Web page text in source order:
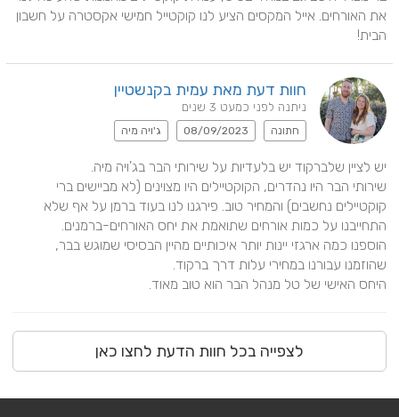
הבית!
חוות דעת מאת עמית בקנשטיין
ניתנה לפני כמעט 3 שנים
חתונה 08/09/2023 ג'ויה מיה
היחס האישי של טל מנהל הבר הוא טוב מאוד.
לצפייה בכל חוות הדעת לחצו כאן